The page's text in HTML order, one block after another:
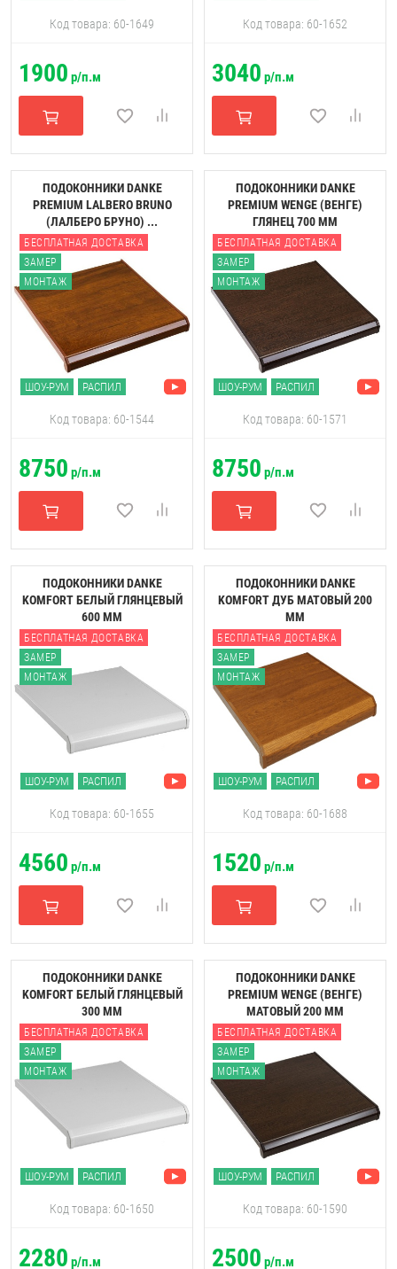
Код товара: 60-1649
1900 р/п.м
Код товара: 60-1652
3040 р/п.м
ПОДОКОННИКИ DANKE
PREMIUM LALBERO BRUNO
(ЛАЛБЕРО БРУНО) ...
БЕСПЛАТНАЯ ДОСТАВКА
ЗАМЕР
МОНТАЖ
ШОУ-РУМ РАСПИЛ
Код товара: 60-1544
8750 р/п.м
ПОДОКОННИКИ DANKE
PREMIUM WENGE (ВЕНГЕ)
ГЛЯНЕЦ 700 ММ
БЕСПЛАТНАЯ ДОСТАВКА
ЗАМЕР
МОНТАЖ
ШОУ-РУМ РАСПИЛ
Код товара: 60-1571
8750 р/п.м
ПОДОКОННИКИ DANKE
KOMFORT БЕЛЫЙ ГЛЯНЦЕВЫЙ
600 ММ
БЕСПЛАТНАЯ ДОСТАВКА
ЗАМЕР
МОНТАЖ
ШОУ-РУМ РАСПИЛ
Код товара: 60-1655
4560 р/п.м
ПОДОКОННИКИ DANKE
KOMFORT ДУБ МАТОВЫЙ 200
ММ
БЕСПЛАТНАЯ ДОСТАВКА
ЗАМЕР
МОНТАЖ
ШОУ-РУМ РАСПИЛ
Код товара: 60-1688
1520 р/п.м
ПОДОКОННИКИ DANKE
KOMFORT БЕЛЫЙ ГЛЯНЦЕВЫЙ
300 ММ
БЕСПЛАТНАЯ ДОСТАВКА
ЗАМЕР
МОНТАЖ
ШОУ-РУМ РАСПИЛ
Код товара: 60-1650
2280 р/п.м
ПОДОКОННИКИ DANKE
PREMIUM WENGE (ВЕНГЕ)
МАТОВЫЙ 200 ММ
БЕСПЛАТНАЯ ДОСТАВКА
ЗАМЕР
МОНТАЖ
ШОУ-РУМ РАСПИЛ
Код товара: 60-1590
2500 р/п.м